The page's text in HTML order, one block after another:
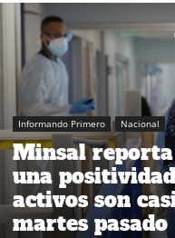
Informando Primero Nacional
Minsal reporta
una positividad
activos son
martes pasado